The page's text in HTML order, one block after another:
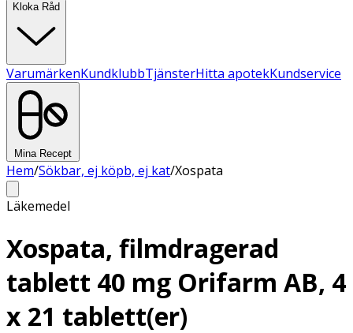
Kloka Råd
VarumärkenKundklubbTjänsterHitta apotekKundservice
Mina Recept
Hem/Sökbar, ej köpb, ej kat/Xospata
Läkemedel
Xospata, filmdragerad
tablett 40 mg Orifarm AB, 4
x 21 tablett(er)